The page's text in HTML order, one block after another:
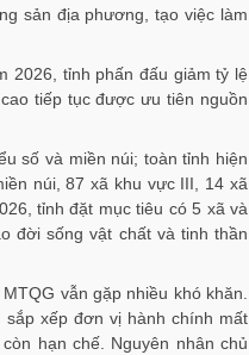
sản địa phương, tạo việc làm
2026, tỉnh phấn đấu giảm tỷ lệ
tiếp tục được ưu tiên nguồn
số và miền núi; toàn tỉnh hiện
núi, 87 xã khu vực III, 14 xã
tỉnh đặt mục tiêu có 5 xã và
đời sống vật chất và tinh thần
vẫn gặp nhiều khó khăn.
sắp xếp đơn vị hành chính mất
hạn chế. Nguyên nhân chủ